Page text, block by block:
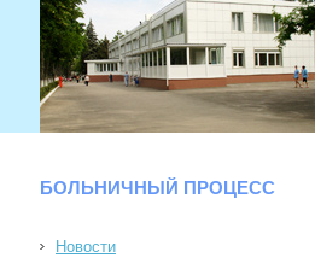
БОЛЬНИЧНЫЙ ПРОЦЕСС
Новости